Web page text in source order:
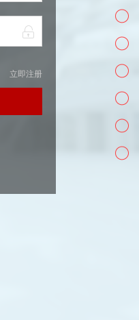
立即注册